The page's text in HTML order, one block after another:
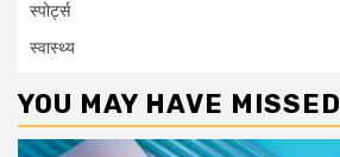
स्पोर्ट्स
स्वास्थ्य
YOU MAY HAVE MISSED